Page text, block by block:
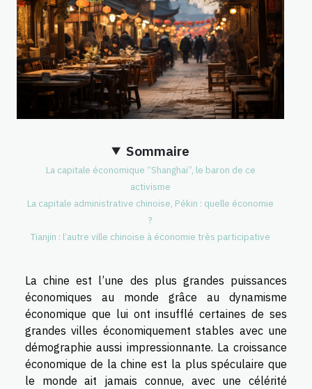
Sommaire
La capitale économique ‘’Shanghai’’, le baron de ce
activisme
La capitale administrative chinoise, Pékin : quelle économie
?
Tianjin : l’autre ville chinoise à économie très participative
La chine est l’une des plus grandes puissances
économiques au monde grâce au dynamisme
économique que lui ont insufflé certaines de ses
grandes villes économiquement stables avec une
démographie aussi impressionnante. La croissance
économique de la chine est la plus spéculaire que
le monde ait jamais connue, avec une célérité